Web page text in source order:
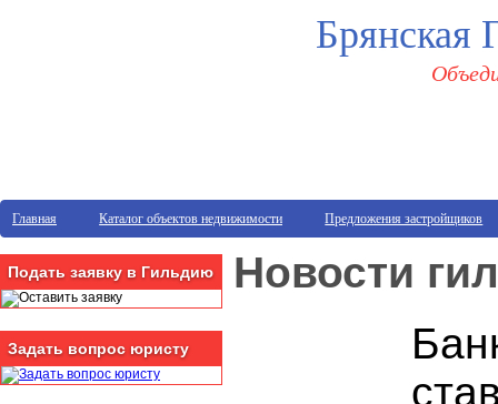
Брянская
Главная Каталог объектов недвижимости Предложения застройщиков
Подать заявку в Гильдию
Задать вопрос юристу
Новости